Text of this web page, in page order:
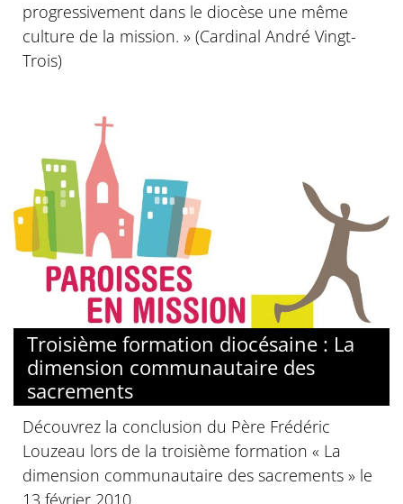
progressivement dans le diocèse une même
culture de la mission. » (Cardinal André Vingt-
Trois)
Troisième formation diocésaine : La
dimension communautaire des
sacrements
Découvrez la conclusion du Père Frédéric
Louzeau lors de la troisième formation « La
dimension communautaire des sacrements » le
13 février 2010.